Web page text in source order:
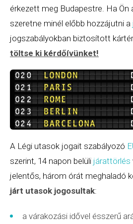
érkezett meg Budapestre. Ha Ön
szeretne minél előbb hozzájutni a
jogszabályokban biztosított
töltse ki kérdőívünket!
A Légi utasok jogait szabályozó
szerint, 14 napon belüli járattörlés
jelentős, három órát meghaladó
járt utasok jogosultak:
a várakozási idővel ésszerű